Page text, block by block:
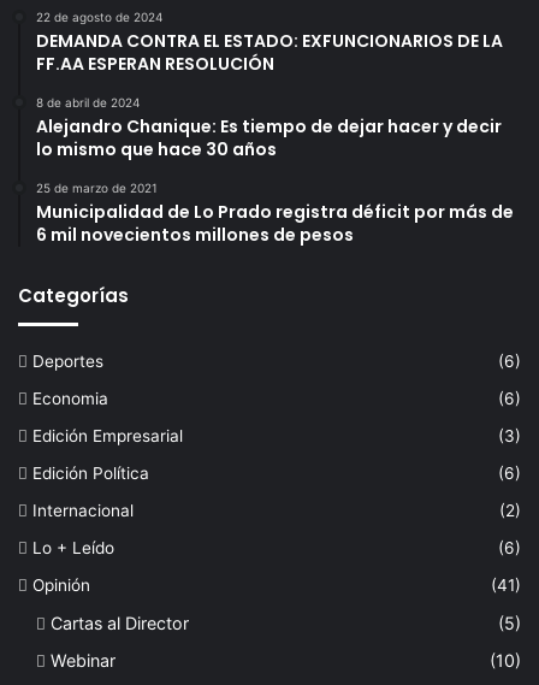
22 de agosto de 2024
DEMANDA CONTRA EL ESTADO: EXFUNCIONARIOS DE LA
FF.AA ESPERAN RESOLUCIÓN
8 de abril de 2024
Alejandro Chanique: Es tiempo de dejar hacer y decir
lo mismo que hace 30 años
25 de marzo de 2021
Municipalidad de Lo Prado registra déficit por más de
6 mil novecientos millones de pesos
Categorías
Deportes
(6)
Economia
(6)
Edición Empresarial
(3)
Edición Política
(6)
Internacional
(2)
Lo + Leído
(6)
Opinión
(41)
Cartas al Director
(5)
Webinar
(10)